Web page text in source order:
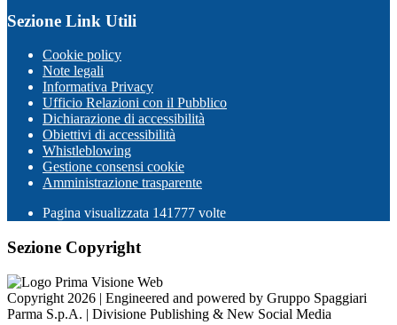
Sezione Link Utili
Cookie policy
Note legali
Informativa Privacy
Ufficio Relazioni con il Pubblico
Dichiarazione di accessibilità
Obiettivi di accessibilità
Whistleblowing
Gestione consensi cookie
Amministrazione trasparente
Pagina visualizzata 141777 volte
Sezione Copyright
Copyright 2026 | Engineered and powered by Gruppo Spaggiari
Parma S.p.A. | Divisione Publishing & New Social Media